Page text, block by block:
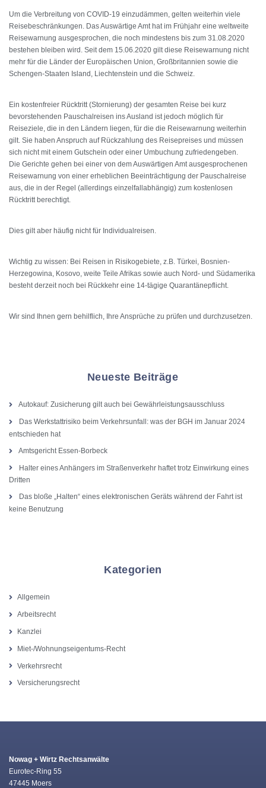
Um die Verbreitung von COVID-19 einzudämmen, gelten weiterhin viele
Reisebeschränkungen. Das Auswärtige Amt hat im Frühjahr eine weltweite
Reisewarnung ausgesprochen, die noch mindestens bis zum 31.08.2020
bestehen bleiben wird. Seit dem 15.06.2020 gilt diese Reisewarnung nicht
mehr für die Länder der Europäischen Union, Großbritannien sowie die
Schengen-Staaten Island, Liechtenstein und die Schweiz.
Ein kostenfreier Rücktritt (Stornierung) der gesamten Reise bei kurz
bevorstehenden Pauschalreisen ins Ausland ist jedoch möglich für
Reiseziele, die in den Ländern liegen, für die die Reisewarnung weiterhin
gilt. Sie haben Anspruch auf Rückzahlung des Reisepreises und müssen
sich nicht mit einem Gutschein oder einer Umbuchung zufriedengeben.
Die Gerichte gehen bei einer von dem Auswärtigen Amt ausgesprochenen
Reisewarnung von einer erheblichen Beeinträchtigung der Pauschalreise
aus, die in der Regel (allerdings einzelfallabhängig) zum kostenlosen
Rücktritt berechtigt.
Dies gilt aber häufig nicht für Individualreisen.
Wichtig zu wissen: Bei Reisen in Risikogebiete, z.B. Türkei, Bosnien-
Herzegowina, Kosovo, weite Teile Afrikas sowie auch Nord- und Südamerika
besteht derzeit noch bei Rückkehr eine 14-tägige Quarantänepflicht.
Wir sind Ihnen gern behilflich, Ihre Ansprüche zu prüfen und durchzusetzen.
Neueste Beiträge
Autokauf: Zusicherung gilt auch bei Gewährleistungsausschluss
Das Werkstattrisiko beim Verkehrsunfall: was der BGH im Januar 2024
entschieden hat
Amtsgericht Essen-Borbeck
Halter eines Anhängers im Straßenverkehr haftet trotz Einwirkung eines
Dritten
Das bloße „Halten“ eines elektronischen Geräts während der Fahrt ist
keine Benutzung
Kategorien
Allgemein
Arbeitsrecht
Kanzlei
Miet-/Wohnungseigentums-Recht
Verkehrsrecht
Versicherungsrecht
Nowag + Wirtz Rechtsanwälte
Eurotec-Ring 55
47445 Moers